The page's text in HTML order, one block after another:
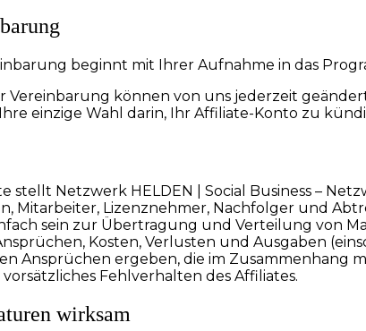
beginnt mit Ihrer Aufnahme in das
Vereinbarung können von uns jederzeit
einzige Wahl darin, Ihr Affiliate-Konto zu
stellt Netzwerk HELDEN | Social Business –
Mitarbeiter, Lizenznehmer, Nachfolger und
sein zur Übertragung und Verteilung von
Kosten, Verlusten und Ausgaben
Ansprüchen ergeben, die im Zusammenhang
Fehlverhalten des Affiliates.
wirksam